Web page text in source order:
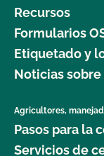
Recursos
Formularios
Etiquetado y
Noticias
Agricultores,
Pasos para la
Servicios de